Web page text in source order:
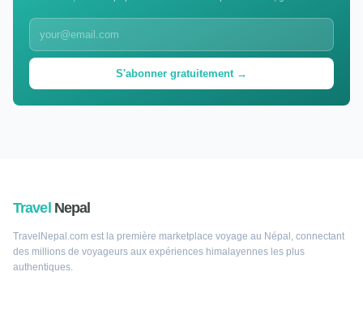
S'abonner gratuitement →
Travel Nepal
TravelNepal.com est la première marketplace voyage au Népal, connectant
des millions de voyageurs aux expériences himalayennes les plus
authentiques.